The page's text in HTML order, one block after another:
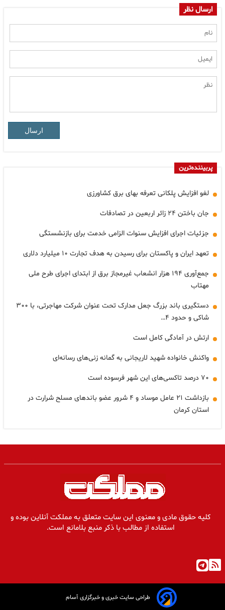
ارسال نظر
ارسال
پربیننده‌ترین
لغو افزایش پلکانی تعرفه بهای برق کشاورزی
جان باختن ۲۴ زائر اربعین در تصادفات
جزئیات اجرای افزایش سنوات الزامی خدمت برای بازنشستگی
تعهد ایران و پاکستان برای رسیدن به هدف تجارت ۱۰ میلیارد دلاری
جمع‌آوری ۱۹۴ هزار انشعاب غیرمجاز برق از ابتدای اجرای طرح ملی
مهتاب
دستگیری باند بزرگ جعل مدارک تحت عنوان شرکت مهاجرتی، با ۳۰۰
شاکی و حدود ۴…
ارتش در آمادگی کامل است
واکنش خانواده شهید لاریجانی به گمانه زنی‌های رسانه‌ای
۷۰ درصد تاکسی‌های این شهر فرسوده است
بازداشت ۲۱ عامل موساد و ۴ شرور عضو باندهای مسلح شرارت در
استان کرمان
کلیه حقوق مادی و معنوی این سایت متعلق به مملکت آنلاین بوده و
استفاده از مطالب با ذکر منبع بلامانع است.
طراحی سایت خبری و خبرگزاری آسام